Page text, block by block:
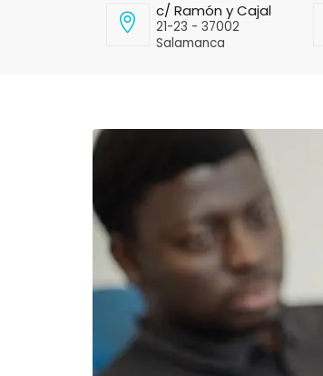
c/ Ramón y Cajal
21-23 - 37002
Salamanca